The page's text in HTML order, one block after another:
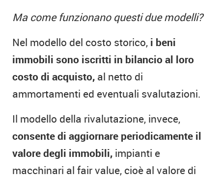
Ma come funzionano questi due modelli?
Nel modello del costo storico, i beni
immobili sono iscritti in bilancio al loro
costo di acquisto, al netto di
ammortamenti ed eventuali svalutazioni.
Il modello della rivalutazione, invece,
consente di aggiornare periodicamente il
valore degli immobili, impianti e
macchinari al fair value, cioè al valore di